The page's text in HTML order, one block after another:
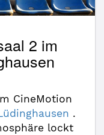
2 im
CineMotion
.
lockt